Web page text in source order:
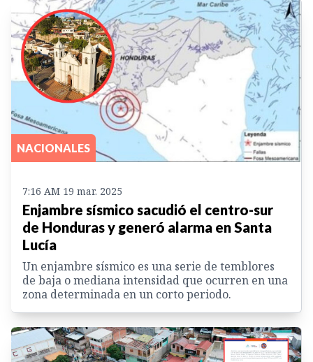
NACIONALES
7:16 AM 19 mar. 2025
Enjambre sísmico sacudió el centro-sur
de Honduras y generó alarma en Santa
Lucía
Un enjambre sísmico es una serie de temblores
de baja o mediana intensidad que ocurren en una
zona determinada en un corto periodo.